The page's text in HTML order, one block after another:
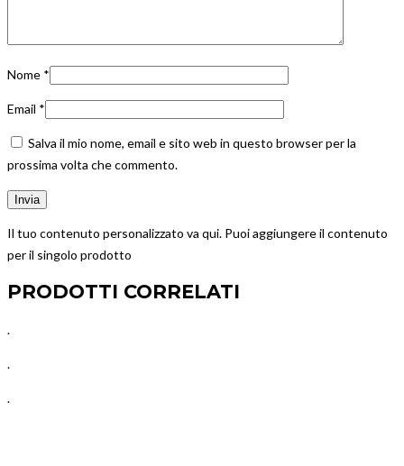
Nome *
Email *
Salva il mio nome, email e sito web in questo browser per la
prossima volta che commento.
Il tuo contenuto personalizzato va qui. Puoi aggiungere il contenuto
per il singolo prodotto
PRODOTTI CORRELATI
.
.
.